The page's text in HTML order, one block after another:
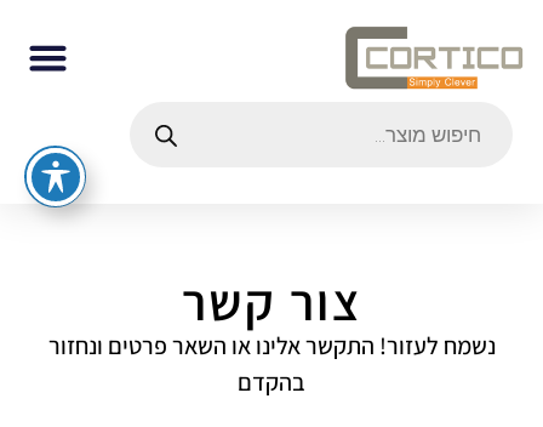
צור קשר
נשמח לעזור! התקשר אלינו או השאר פרטים ונחזור
בהקדם